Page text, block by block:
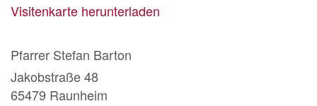
Visitenkarte herunterladen
Pfarrer Stefan Barton
Jakobstraße 48
65479 Raunheim